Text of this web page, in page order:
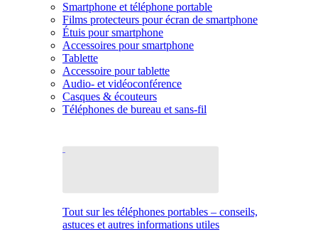
Smartphone et téléphone portable
Films protecteurs pour écran de smartphone
Étuis pour smartphone
Accessoires pour smartphone
Tablette
Accessoire pour tablette
Audio- et vidéoconférence
Casques & écouteurs
Téléphones de bureau et sans-fil
Tout sur les téléphones portables – conseils,
astuces et autres informations utiles